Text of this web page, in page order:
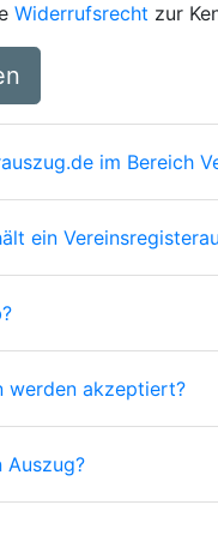
Widerrufsrecht zur
im Bereich
ein
werden akzeptiert?
Auszug?